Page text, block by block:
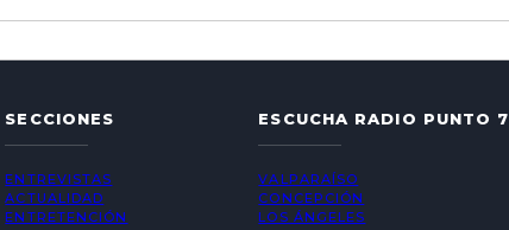
SECCIONES
ENTREVISTAS
ACTUALIDAD
ENTRETENCIÓN
ESCUCHA RADIO PUNTO 7
VALPARAÍSO
CONCEPCIÓN
LOS ÁNGELES